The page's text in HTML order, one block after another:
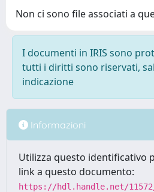
Non ci sono file associati a
I documenti in IRIS sono
tutti i diritti sono riservati,
indicazione
Informazioni
Utilizza questo identificativo
link a questo documento:
https://hdl.handle.net/